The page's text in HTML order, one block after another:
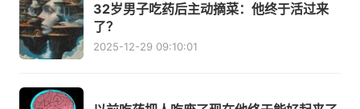
32岁男子吃药后主动摘菜：他终于活过来
了？
2025-12-29 09:10:01